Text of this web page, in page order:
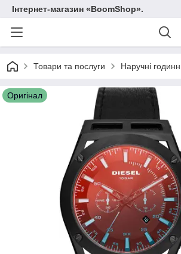
Інтернет-магазин «BoomShop».
Товари та послуги Наручні
Оригінал